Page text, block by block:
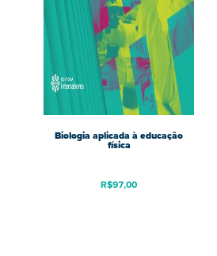
Biologia aplicada à educação
física
R$97,00